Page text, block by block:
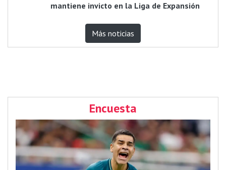
mantiene invicto en la Liga de Expansión
Más noticias
Encuesta